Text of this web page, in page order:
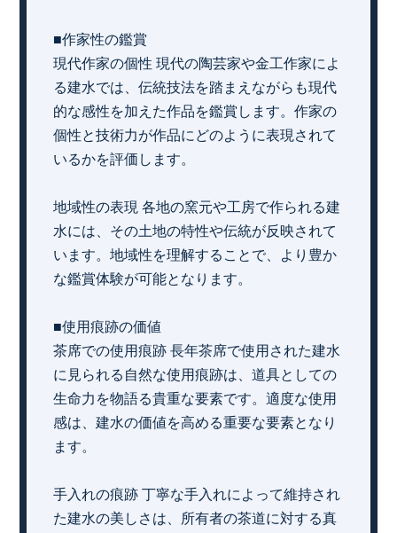
■作家性の鑑賞
現代作家の個性 現代の陶芸家や金工作家によ
る建水では、伝統技法を踏まえながらも現代
的な感性を加えた作品を鑑賞します。作家の
個性と技術力が作品にどのように表現されて
いるかを評価します。
地域性の表現 各地の窯元や工房で作られる建
水には、その土地の特性や伝統が反映されて
います。地域性を理解することで、より豊か
な鑑賞体験が可能となります。
■使用痕跡の価値
茶席での使用痕跡 長年茶席で使用された建水
に見られる自然な使用痕跡は、道具としての
生命力を物語る貴重な要素です。適度な使用
感は、建水の価値を高める重要な要素となり
ます。
手入れの痕跡 丁寧な手入れによって維持され
た建水の美しさは、所有者の茶道に対する真